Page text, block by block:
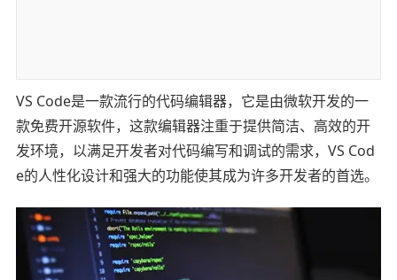
VS Code是一款流行的代码编辑器，它是由微软开发的一
款免费开源软件，这款编辑器注重于提供简洁、高效的开
发环境，以满足开发者对代码编写和调试的需求，VS Cod
e的人性化设计和强大的功能使其成为许多开发者的首选。